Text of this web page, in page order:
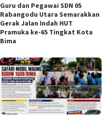
Guru dan Pegawai SDN 05
Rabangodu Utara Semarakkan
Gerak Jalan Indah HUT
Pramuka ke-65 Tingkat Kota
Bima